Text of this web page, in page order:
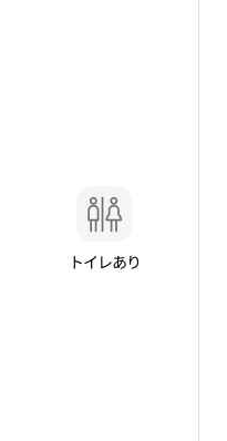
トイレあり